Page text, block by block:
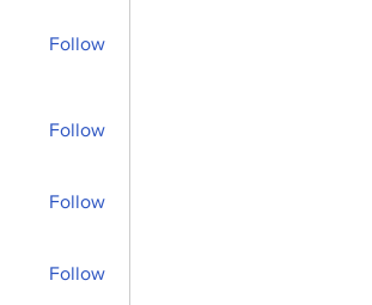
Follow
Follow
Follow
Follow